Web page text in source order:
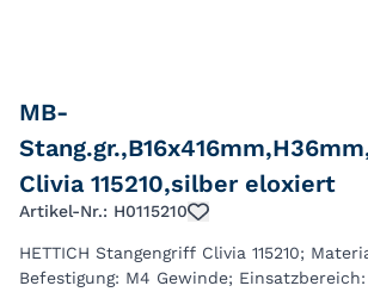
MB-
Clivia 115210,silber eloxiert
Artikel-Nr.: H0115210
HETTICH Stangengriff Clivia 115210;
Befestigung: M4 Gewinde;